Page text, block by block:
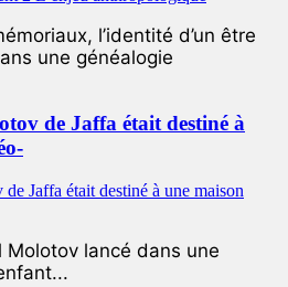
l’identité d’un être
une généalogie
de Jaffa était destiné à
Molotov lancé dans une